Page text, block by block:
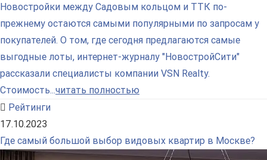
Новостройки между Садовым кольцом и ТТК по-
прежнему остаются самыми популярными по запросам у
покупателей. О том, где сегодня предлагаются самые
выгодные лоты, интернет-журналу "НовостройСити"
рассказали специалисты компании VSN Realty.
Стоимость...читать полностью
Рейтинги
17.10.2023
Где самый большой выбор видовых квартир в Москве?